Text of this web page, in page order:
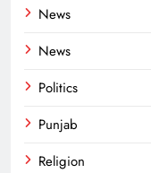
News
News
Politics
Punjab
Religion